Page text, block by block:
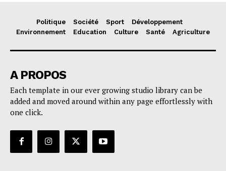
Politique Société Sport
Développement
Environnement
Education Culture Santé Agriculture
A PROPOS
Each template in our ever growing studio library can be
added and moved around within any page effortlessly with
one click.